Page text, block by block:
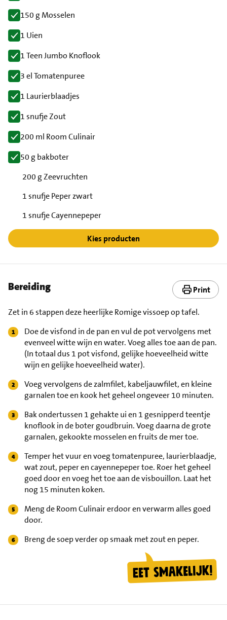
150 g Mosselen
1 Uien
1 Teen Jumbo Knoflook
3 el Tomatenpuree
1 Laurierblaadjes
1 snufje Zout
200 ml Room Culinair
50 g bakboter
200 g Zeevruchten
1 snufje Peper zwart
1 snufje Cayennepeper
Kies producten
Bereiding Print
Zet in 6 stappen deze heerlijke Romige vissoep op tafel.
Doe de visfond in de pan en vul de pot vervolgens met
evenveel witte wijn en water. Voeg alles toe aan de pan.
(In totaal dus 1 pot visfond, gelijke hoeveelheid witte
wijn en gelijke hoeveelheid water).
Voeg vervolgens de zalmfilet, kabeljauwfilet, en kleine
garnalen toe en kook het geheel ongeveer 10 minuten.
Bak ondertussen 1 gehakte ui en 1 gesnipperd teentje
knoflook in de boter goudbruin. Voeg daarna de grote
garnalen, gekookte mosselen en fruits de mer toe.
Temper het vuur en voeg tomatenpuree, laurierblaadje,
wat zout, peper en cayennepeper toe. Roer het geheel
goed door en voeg het toe aan de visbouillon. Laat het
nog 15 minuten koken.
Meng de Room Culinair erdoor en verwarm alles goed
door.
Breng de soep verder op smaak met zout en peper.